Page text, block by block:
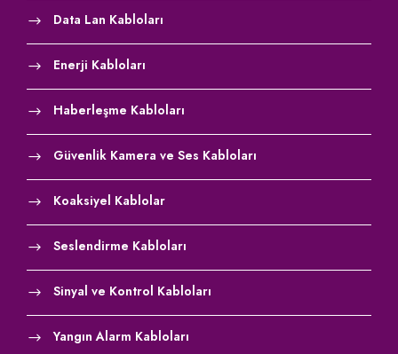
Data Lan Kabloları
Enerji Kabloları
Haberleşme Kabloları
Güvenlik Kamera ve Ses Kabloları
Koaksiyel Kablolar
Seslendirme Kabloları
Sinyal ve Kontrol Kabloları
Yangın Alarm Kabloları